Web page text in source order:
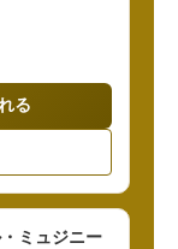
る
ミュジニー